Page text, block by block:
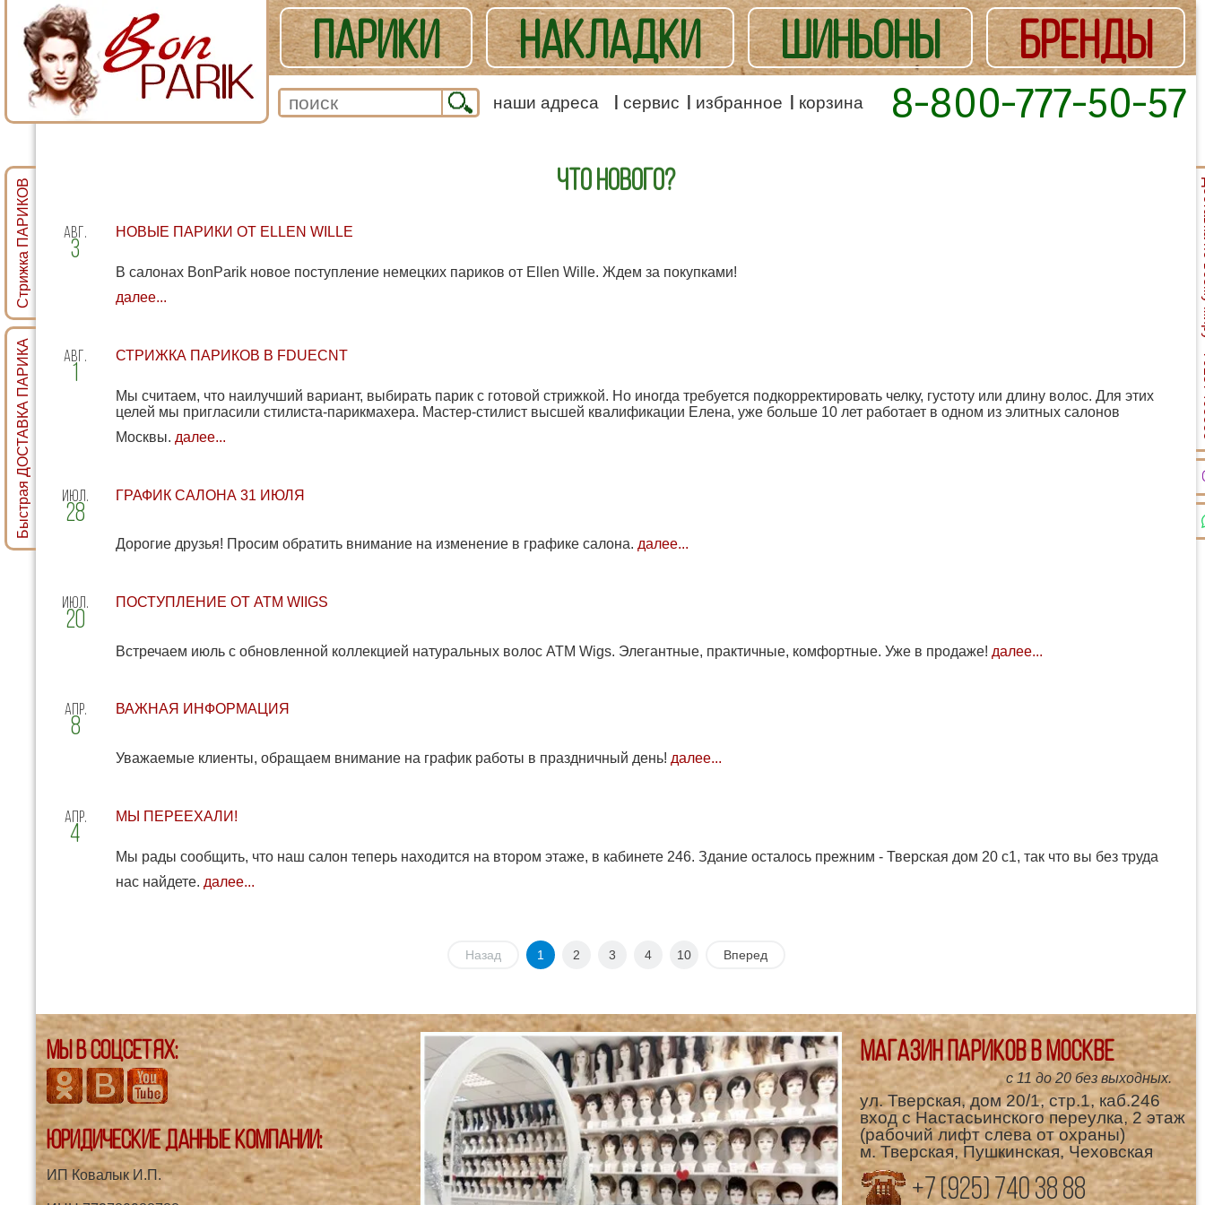
ПАРИКИ НАКЛАДКИ ШИНЬОНЫ БРЕНДЫ
наши адреса сервис избранное корзина 8-800-777-50-57
Быстрая ДОСТАВКА ПАРИКА
Стрижка ПАРИКОВ Чтонового?
авг
3
НОВЫЕ ПАРИКИ ОТ ELLEN WILLE
В салонах BonParik новое поступление немецких париков от Ellen Wille. Ждем за покупками!
далее...
авг
1
СТРИЖКА ПАРИКОВ В FDUECNT
Мы считаем, что наилучший вариант, выбирать парик с готовой стрижкой. Но иногда требуется подкорректировать челку, густоту или длину волос. Для этих
целей мы пригласили стилиста-парикмахера. Мастер-стилист высшей квалификации Елена, уже больше 10 лет работает в одном из элитных салонов
Москвы. далее...
июл
28
ГРАФИК САЛОНА 31 ИЮЛЯ
Дорогие друзья! Просим обратить внимание на изменение в графике салона. далее...
июл
20
ПОСТУПЛЕНИЕ ОТ ATM WIIGS
Встречаем июль с обновленной коллекцией натуральных волос ATM Wigs. Элегантные, практичные, комфортные. Уже в продаже! далее...
апр
8
ВАЖНАЯ ИНФОРМАЦИЯ
Уважаемые клиенты, обращаем внимание на график работы в праздничный день! далее...
апр
4
МЫ ПЕРЕЕХАЛИ!
Мы рады сообщить, что наш салон теперь находится на втором этаже, в кабинете 246. Здание осталось прежним - Тверская дом 20 с1, так что вы без труда
нас найдете. далее...
Назад 1 2 3 4 10 Вперед
Мы в соцсетях:
Юридические данные компании:
ИП Ковалык И.П.
Магазин париков в Москве
с 11 до 20 без выходных.
ул. Тверская, дом 20/1, стр.1, каб.246
вход с Настасьинского переулка, 2 этаж
(рабочий лифт слева от охраны)
м. Тверская, Пушкинская, Чеховская
+7 (925) 740 38 88